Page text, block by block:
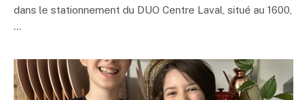
dans le stationnement du DUO Centre Laval, situé au 1600,
…